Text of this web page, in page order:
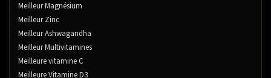
Meilleur Magnésium
Meilleur Zinc
Meilleur Ashwagandha
Meilleur Multivitamines
Meilleure vitamine C
Meilleure Vitamine D3